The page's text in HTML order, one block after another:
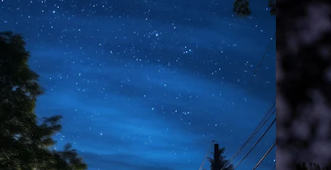
A plataforma criativa para você direcionar
seu melhor trabalho. Mais de 1 milhão de
assinantes entre criativos, empresas,
agências e estúdios.
Português
Produtos
Spaces
Assistente de IA
Gerador de
imagens
Gerador de vídeos
Texto para voz
Conteúdo de stock